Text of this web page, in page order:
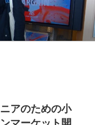
アのための小